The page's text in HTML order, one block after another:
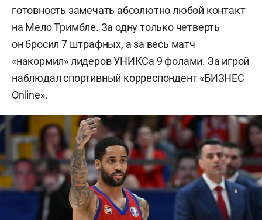
готовность замечать абсолютно любой контакт
на Мело Тримбле. За одну только четверть
он бросил 7 штрафных, а за весь матч
«накормил» лидеров УНИКСа 9 фолами. За игрой
наблюдал спортивный корреспондент «БИЗНЕС
Online».